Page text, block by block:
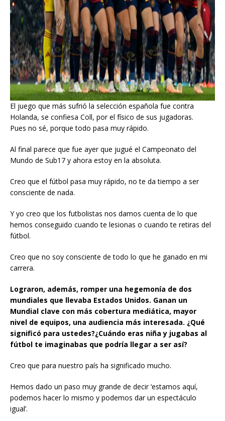
El juego que más sufrió la selección española fue contra
Holanda, se confiesa Coll, por el físico de sus jugadoras.
Pues no sé, porque todo pasa muy rápido.
Al final parece que fue ayer que jugué el Campeonato del
Mundo de Sub17 y ahora estoy en la absoluta.
Creo que el fútbol pasa muy rápido, no te da tiempo a ser
consciente de nada.
Y yo creo que los futbolistas nos damos cuenta de lo que
hemos conseguido cuando te lesionas o cuando te retiras del
fútbol.
Creo que no soy consciente de todo lo que he ganado en mi
carrera.
Lograron, además, romper una hegemonía de dos
mundiales que llevaba Estados Unidos. Ganan un
Mundial clave con más cobertura mediática, mayor
nivel de equipos, una audiencia más interesada. ¿Qué
significó para ustedes?¿Cuándo eras niña y jugabas al
fútbol te imaginabas que podría llegar a ser así?
Creo que para nuestro país ha significado mucho.
Hemos dado un paso muy grande de decir ‘estamos aquí,
podemos hacer lo mismo y podemos dar un espectáculo
igual’.